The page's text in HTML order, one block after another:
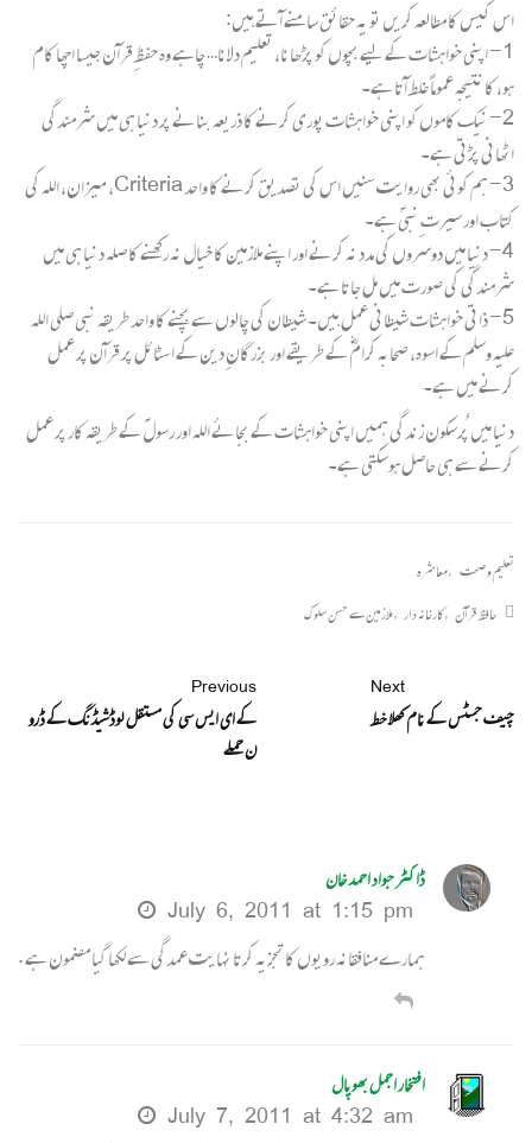
اس کیس کا مطالعہ کریں تو یہ حقائق سامنے آتے ہیں:
1- اپنی خواہشات کے لیے بچوں کو پڑھانا، تعلیم دلانا… چاہے وہ حفظِ قرآن جیسا اچھا کام
ہو، کا نتیجہ عموماً غلط آتا ہے۔
2- نیک کاموں کو اپنی خواہشات پوری کرنے کا ذریعہ بنانے پر دنیا ہی میں شرمندگی
اٹھانی پڑتی ہے۔
3- ہم کوئی بھی روایت سنیں اس کی تصدیق کرنے کا واحد Criteria، میزان، اللہ کی
کتاب اور سیرت ِنبیؐ ہے۔
4- دنیا میں دوسروں کی مدد نہ کرنے اور اپنے ملازمین کا خیال نہ رکھنے کا صلہ دنیا ہی میں
شرمندگی کی صورت میں مل جاتا ہے۔
5- ذاتی خواہشات شیطانی عمل ہیں۔ شیطان کی چالوں سے بچنے کا واحد طریقہ نبی صلی اللہ
علیہ وسلم کے اسوہ، صحابہ کرامؓ کے طریقے اور بزرگانِ دین کے اسٹائل پر قرآن پر عمل
کرنے میں ہے۔
دنیا میں پُرسکون زندگی ہمیں اپنی خواہشات کے بجائے اللہ اور رسولؐ کے طریقہ کار پر عمل
کرنے سے ہی حاصل ہوسکتی ہے۔
تعلیم و صحت ,معاشرہ
حافظ قرآن ,کارخانہ دار ,ملازمین سے حسن سلوک
Previous
کے ای ایس سی کی مستقل لوڈشیڈنگ کے ڈرو
ن حملے
Next
چیف جسٹس کے نا م کھلا خط
ڈاکٹر جواد احمد خان
July 6, 2011 at 1:15 pm
ہمارے منافقانہ رویوں کا تجزیہ کرتا نہایت عمدگی سے لکھا گیا مضمون ہے .
افتخار اجمل بھوپال
July 7, 2011 at 4:32 am